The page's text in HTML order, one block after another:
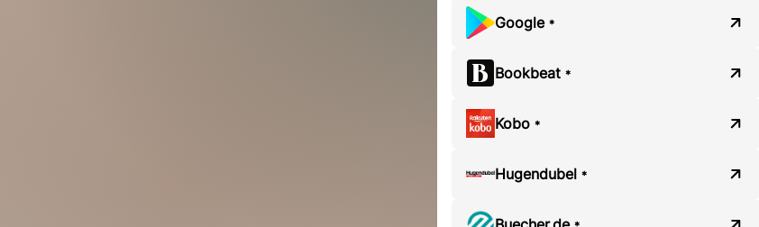
Google *
Bookbeat *
Kobo *
Hugendubel *